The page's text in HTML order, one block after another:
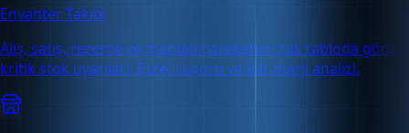
Envanter Takibi
Alış, satış, rezerve ve manuel hareketleri tek tabloda görün;
kritik stok uyarıları, Excel raporu ve kâr marjı analizi.